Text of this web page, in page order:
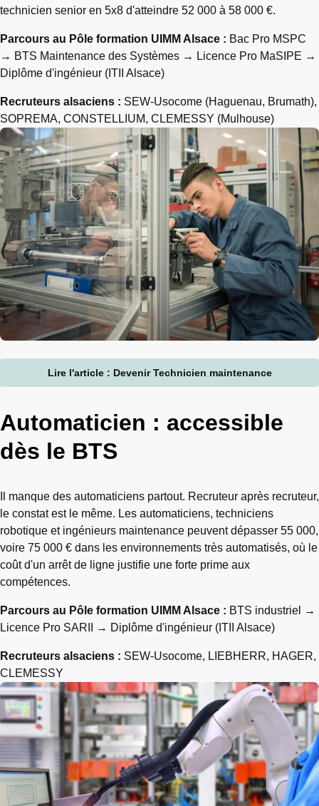
technicien senior en 5x8 d'atteindre 52 000 à 58 000 €.
Parcours au Pôle formation UIMM Alsace : Bac Pro MSPC
→ BTS Maintenance des Systèmes → Licence Pro MaSIPE →
Diplôme d'ingénieur (ITII Alsace)
Recruteurs alsaciens : SEW-Usocome (Haguenau, Brumath),
SOPREMA, CONSTELLIUM, CLEMESSY (Mulhouse)
Lire l'article : Devenir Technicien maintenance
Automaticien : accessible
dès le BTS
Il manque des automaticiens partout. Recruteur après recruteur,
le constat est le même. Les automaticiens, techniciens
robotique et ingénieurs maintenance peuvent dépasser 55 000,
voire 75 000 € dans les environnements très automatisés, où le
coût d'un arrêt de ligne justifie une forte prime aux
compétences.
Parcours au Pôle formation UIMM Alsace : BTS industriel →
Licence Pro SARII → Diplôme d'ingénieur (ITII Alsace)
Recruteurs alsaciens : SEW-Usocome, LIEBHERR, HAGER,
CLEMESSY